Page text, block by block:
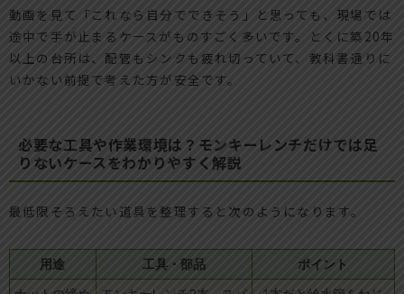
動画を見て「これなら自分でできそう」と思っても、現場では
途中で手が止まるケースがものすごく多いです。とくに築20年
以上の台所は、配管もシンクも疲れ切っていて、教科書通りに
いかない前提で考えた方が安全です。
必要な工具や作業環境は？モンキーレンチだけでは足
りないケースをわかりやすく解説
最低限そろえたい道具を整理すると次のようになります。
用途 工具・部品 ポイント